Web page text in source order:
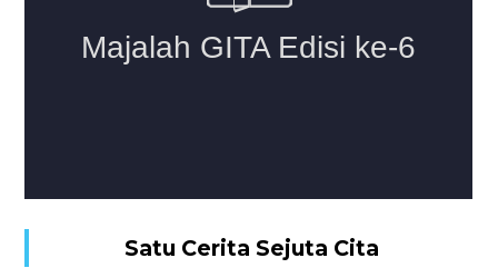
Satu Cerita Sejuta Cita